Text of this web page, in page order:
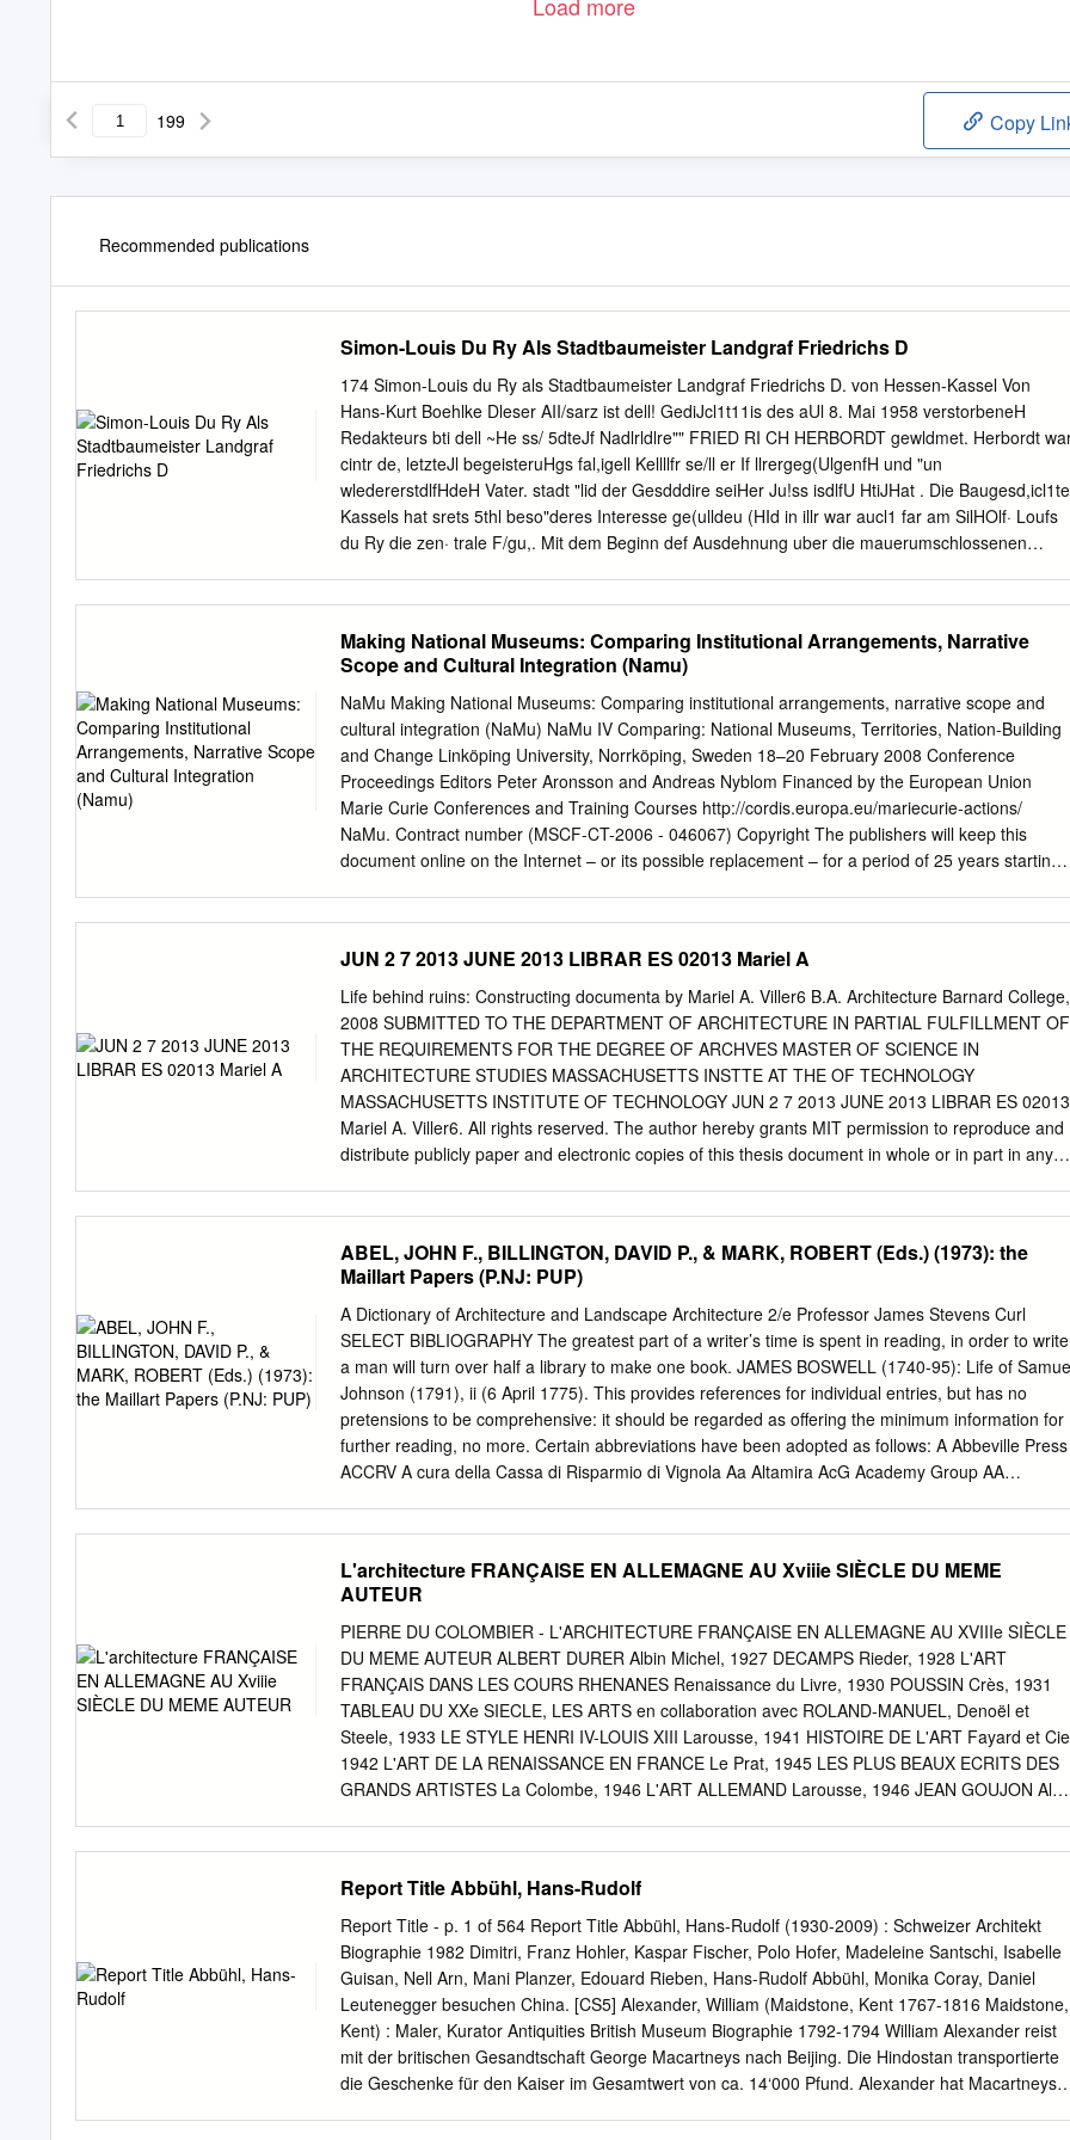
199 Copy
Recommended publications
Simon-Louis Du Ry Als Stadtbaumeister Landgraf Friedrichs D
174 Simon-Louis du Ry als Stadtbaumeister Landgraf Friedrichs D. von Hessen-Kassel Von
Hans-Kurt Boehlke Dleser AII/sarz ist dell! GediJcl1t11is des aUl 8. Mai 1958 verstorbeneH
Redakteurs bti dell ~He ss/ 5dteJf Nadlrldlre"" FRIED RI CH HERBORDT gewldmet. Herbordt
cintr de, letzteJl begeisteruHgs fal,igell Kellllfr se/ll er If llrergeg(UlgenfH und "un
wledererstdlfHdeH Vater. stadt "lid der Gesdddire seiHer Ju!ss isdlfU HtiJHat . Die Baugesd,icl1te
Kassels hat srets 5thl beso"deres Interesse ge(ulldeu (HId in illr war aucl1 far am SilHOlf· Loufs
du Ry die zen· trale F/gu,. Mit dem Beginn def Ausdehnung uber die mauerumschlossenen
das Gesidtt der Residenzstadt bilden uod pdigen. Der Enkel Paul du Rys, Simon-Louis, br.chte
die von dem Langrafen gestellte Aufgabe zum AbsdtluB. Er war ohne Frage der Bedeutendste
dieser Baumeisterfamilie 1. Simon-Louis du Ry gehort einer Generation an, die zwischen den
groBen kunst­ geschichtlidten Epochen steht. Die Ietzten - in den beiden lahrzehnten vor der
Wende zum 18. 1ahrhundert geborenen - groBen deutscheo Barock-Baumeister sterben urn die
Mitte des lahrhunderts oder kurz danadt: Dom. Zimmermann (1685- 1762), C. D. Asam (1686-
1739), Jos. Ellner (1687-1745), Balth. Neumann (1687- 1753), K. J. Dientzenhofer (1689-1751).
J. K. Schlaun (1695-1773). G. W. Knobelsdorf (1699-1753). Den Wallonen Fr. de CuviUies
1768), der aus- 1 Seiner Tatigkeit als Stadtplaner und -bauer galten die Untersuchungen des
Making National Museums: Comparing Institutional Arrangements, Narrative
Scope and Cultural Integration (Namu)
NaMu Making National Museums: Comparing institutional arrangements, narrative scope and
cultural integration (NaMu) NaMu IV Comparing: National Museums, Territories, Nation-Building
and Change Linköping University, Norrköping, Sweden 18–20 February 2008 Conference
Proceedings Editors Peter Aronsson and Andreas Nyblom Financed by the European Union
Marie Curie Conferences and Training Courses http://cordis.europa.eu/mariecurie-actions/
NaMu. Contract number (MSCF-CT-2006 - 046067) Copyright The publishers will keep this
document online on the Internet – or its possible replacement – for a period of 25 years starting
educational purposes. Subsequent transfers of copyright cannot revoke this permission. All other
uses of the document are conditional upon the consent of the copyright owner. The publisher
taken technical and administrative measures to assure authenticity, security and accessibility.
According to intellectual property law, the author has the right to be mentioned when his/her
is accessed as described above and to be protected against infringement. For additional
information about Linköping University Electronic Press and its procedures for publication and for
assurance of document integrity, please refer to its www home page: http://www.ep.liu.se/.
JUN 2 7 2013 JUNE 2013 LIBRAR ES 02013 Mariel A
Life behind ruins: Constructing documenta by Mariel A. Viller6 B.A. Architecture Barnard College,
2008 SUBMITTED TO THE DEPARTMENT OF ARCHITECTURE IN PARTIAL FULFILLMENT OF
THE REQUIREMENTS FOR THE DEGREE OF ARCHVES MASTER OF SCIENCE IN
ARCHITECTURE STUDIES MASSACHUSETTS INSTTE AT THE OF TECHNOLOGY
MASSACHUSETTS INSTITUTE OF TECHNOLOGY JUN 2 7 2013 JUNE 2013 LIBRAR ES 02013
Mariel A. Viller6. All rights reserved. The author hereby grants MIT permission to reproduce and
distribute publicly paper and electronic copies of this thesis document in whole or in part in any
Students 1 Committee Mark Jarzombek,'Ihesis Supervisor Professor of the History, Theory and
Criticism of Architecture Caroline Jones, Reader Professor of the History of Art 2 Life behind
ruins: Constructing documenta by Mariel A. Viller6 B.A. Architecture Barnard College, 2008
Submitted to the Department of Architecture on May 23,2013 in Partial Fulfillment of the
Requirements for the Degree of Master of Science in Architecture Studies Abstract A
transnational index of contemporary art, documenta in its current form is known in the art world
for its scale, site-specificity and rotating Artistic Directors, each with their own theme and
On a unique schedule, the expansive show is displayed in Kassel, Germany from June to
September every five years. The origins of the exhibition-event are embedded in the postwar
ABEL, JOHN F., BILLINGTON, DAVID P., & MARK, ROBERT (Eds.) (1973): the
Maillart Papers (P.NJ: PUP)
A Dictionary of Architecture and Landscape Architecture 2/e Professor James Stevens Curl
SELECT BIBLIOGRAPHY The greatest part of a writer’s time is spent in reading, in order to
a man will turn over half a library to make one book. JAMES BOSWELL (1740-95): Life of
Johnson (1791), ii (6 April 1775). This provides references for individual entries, but has no
pretensions to be comprehensive: it should be regarded as offering the minimum information for
further reading, no more. Certain abbreviations have been adopted as follows: A Abbeville Press
ACCRV A cura della Cassa di Risparmio di Vignola Aa Altamira AcG Academy Group AA
Architettura AAG Ages Arti Grafiche ADAE A.D.A. Edita, Tokyo Aal Astragal Ade Ariadne AAM
Archives d’architecture moderne AdF Edizione della Cattedra di AA.MI Ann Arbor, MI
Composizione Architettonica AAP Arts & Architecture Press della Facoltà di Architettura di
Firenze A&AP Archaeology & Architecture Press ADF Aschehoug Dansk Forlag AAVP Action
Artistique de la Ville de AdH L’Âge d’Homme Paris AdK Akademie der Künste Ab Abrams AdS
Accademia delle Scienze AB Araris Books ADV Akad. Druck & Verlagsanstalt ABA Académie des
Beaux-Arts Ae Amulree ABP Architectural Book Publishing AE Academy Editions Co. Af
Aschendorff Ac. Academy AF Arkitektens or Arkitektur Forlag ACA Archives of Canadian Art Ag
Aguilar ACC Antique Collectors’ Club AG Art Gallery BIBLIOGRAPHY - 1 - 31/01/2006 A.GA
L'architecture FRANÇAISE EN ALLEMAGNE AU Xviiie SIÈCLE DU MEME
AUTEUR
PIERRE DU COLOMBIER - L'ARCHITECTURE FRANÇAISE EN ALLEMAGNE AU XVIIIe SIÈCLE
DU MEME AUTEUR ALBERT DURER Albin Michel, 1927 DECAMPS Rieder, 1928 L'ART
FRANÇAIS DANS LES COURS RHENANES Renaissance du Livre, 1930 POUSSIN Crès, 1931
TABLEAU DU XXe SIECLE, LES ARTS en collaboration avec ROLAND-MANUEL, Denoël et
Steele, 1933 LE STYLE HENRI IV-LOUIS XIII Larousse, 1941 HISTOIRE DE L'ART Fayard et
1942 L'ART DE LA RENAISSANCE EN FRANCE Le Prat, 1945 LES PLUS BEAUX ECRITS DES
GRANDS ARTISTES La Colombe, 1946 L'ART ALLEMAND Larousse, 1946 JEAN GOUJON
Aubier, 1941 Iphigénie en Tauride, Gallimard, 1942 Les Affinités élec^ves, Gallimard, 1954
TRAVAUX ET MÉMOIRES DES INSTITUTS FRANÇAIS EN ALLEMAGNE 5 PIERRE DU
COLOMBIER L'ARCHITECTURE FRANÇAISE EN ALLEMAGNE AU XVIIIe SIECLE 1 TEXTE
1956 PRESSES UNIVERSITAIRES DE FRANCE -PARIS 108, BOULEVARD S AI NT - G E RM AI
N TOUS DROITS DE REPRODUCTION D'ADAPTATION CINÉMATOGRAPHIQUE,
RADIOPHONIQUE OU AUTRE RÉSERVÉS POUR TOUS PAYS CLICHÉS: GRAPHISCHE
KUNSTANSTALT UND KLISCHEEFABRIK HAUSSMANN • DARMSTADT IMPRIMÉ EN
ALLEMAGNE • IMPRIMERIE IFI-DRUCK, WERK- UND KUNSTDRUCK GMBH - )IAYENCE
Report Title Abbühl, Hans-Rudolf
Report Title - p. 1 of 564 Report Title Abbühl, Hans-Rudolf (1930-2009) : Schweizer Architekt
Biographie 1982 Dimitri, Franz Hohler, Kaspar Fischer, Polo Hofer, Madeleine Santschi, Isabelle
Guisan, Nell Arn, Mani Planzer, Edouard Rieben, Hans-Rudolf Abbühl, Monika Coray, Daniel
Leutenegger besuchen China. [CS5] Alexander, William (Maidstone, Kent 1767-1816 Maidstone,
Kent) : Maler, Kurator Antiquities British Museum Biographie 1792-1794 William Alexander reist
mit der britischen Gesandtschaft George Macartneys nach Beijing. Die Hindostan transportierte
die Geschenke für den Kaiser im Gesamtwert von ca. 14‘000 Pfund. Alexander hat Macartneys